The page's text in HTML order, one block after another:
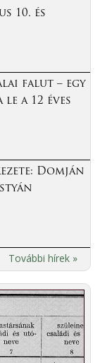
10. és
falut – egy
a 12 éves
Domján
További hírek »